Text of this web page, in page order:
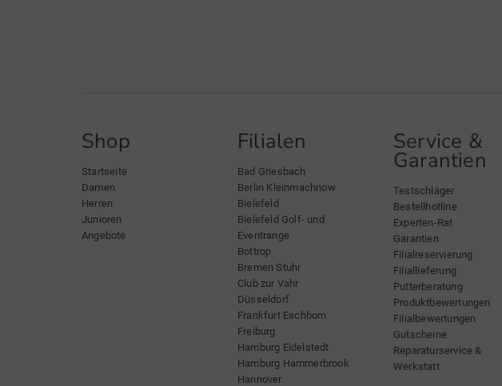
Shop
Startseite
Damen
Herren
Junioren
Angebote
Filialen
Bad Griesbach
Berlin Kleinmachnow
Bielefeld
Bielefeld Golf- und
Eventrange
Bottrop
Bremen Stuhr
Club zur Vahr
Düsseldorf
Frankfurt Eschborn
Freiburg
Hamburg Eidelstedt
Hamburg Hammerbrook
Hannover
Service &
Garantien
Testschläger
Bestellhotline
Experten-Rat
Garantien
Filialreservierung
Filiallieferung
Putterberatung
Produktbewertungen
Filialbewertungen
Gutscheine
Reparaturservice &
Werkstatt